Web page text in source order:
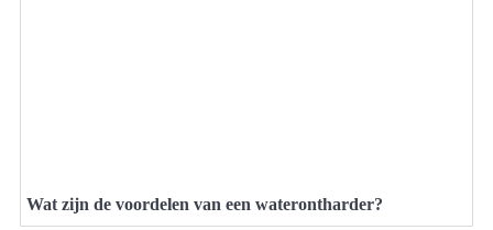
Wat zijn de voordelen van een waterontharder?